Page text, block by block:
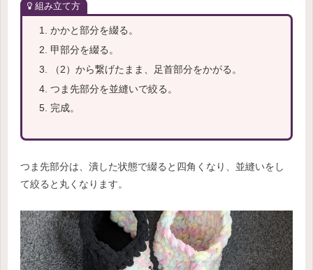
組み立て方
かかと部分を綴る。
甲部分を綴る。
（2）から繋げたまま、足首部分をかがる。
つま先部分を並縫いで絞る。
完成。
つま先部分は、潰した状態で綴ると四角くなり、並縫いをし
て絞ると丸くなります。